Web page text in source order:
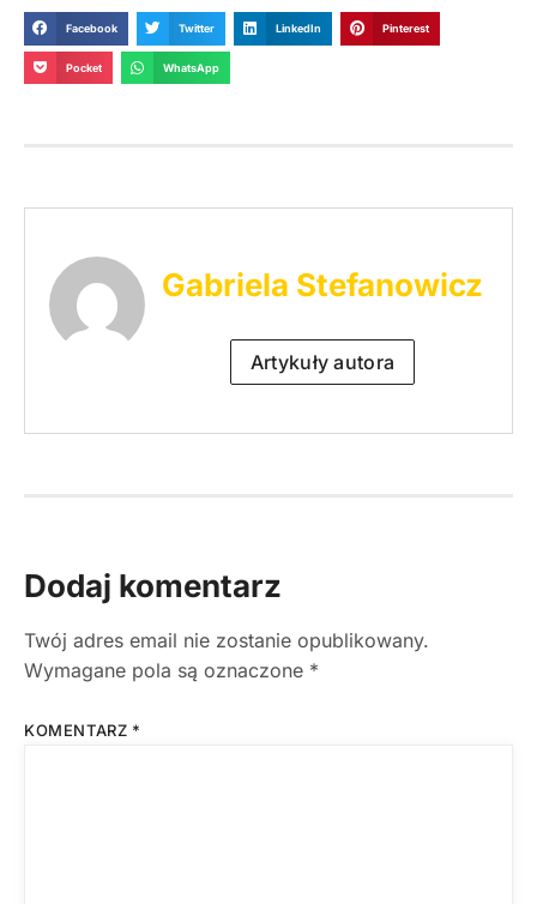
Facebook Twitter LinkedIn Pinterest
Pocket WhatsApp
Gabriela Stefanowicz
Artykuły autora
Dodaj komentarz
Twój adres email nie zostanie opublikowany.
Wymagane pola są oznaczone *
KOMENTARZ *